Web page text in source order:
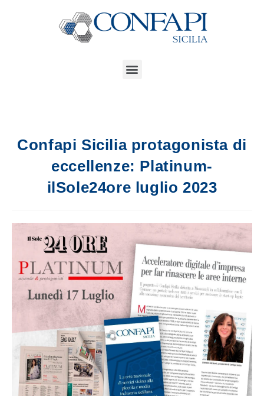
Confapi Sicilia protagonista di
eccellenze: Platinum-
ilSole24ore luglio 2023